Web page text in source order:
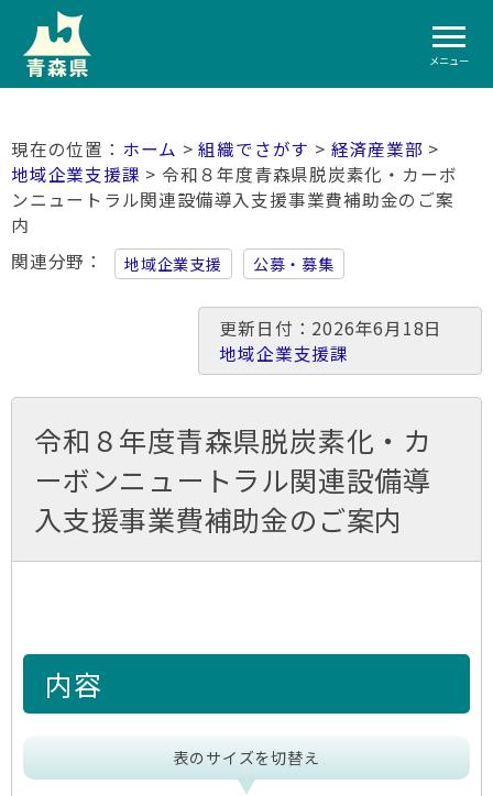
メニュー
ホーム >組織でさがす > 経済産業部 >
地域企業支援課 > 令和８年度青森県脱炭素化・カーボ
ンニュートラル関連設備導入支援事業費補助金のご案
内
関連分野
地域企業支援 公募・募集
更新日付：2026年6月18日
地域企業支援課
令和８年度青森県脱炭素化・カ
ーボンニュートラル関連設備導
入支援事業費補助金のご案内
内容
表のサイズを切替え